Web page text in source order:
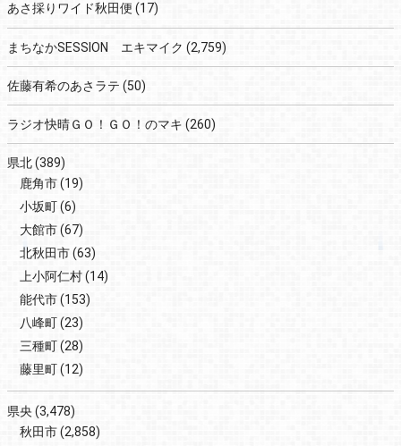
あさ採りワイド秋田便 (17)
まちなかSESSION エキマイク (2,759)
佐藤有希のあさラテ (50)
ラジオ快晴ＧＯ！ＧＯ！のマキ (260)
県北(389)
鹿角市(19)
小坂町(6)
大館市(67)
北秋田市(63)
上小阿仁村(14)
能代市(153)
八峰町(23)
三種町(28)
藤里町(12)
県央 (3,478)
秋田市(2,858)